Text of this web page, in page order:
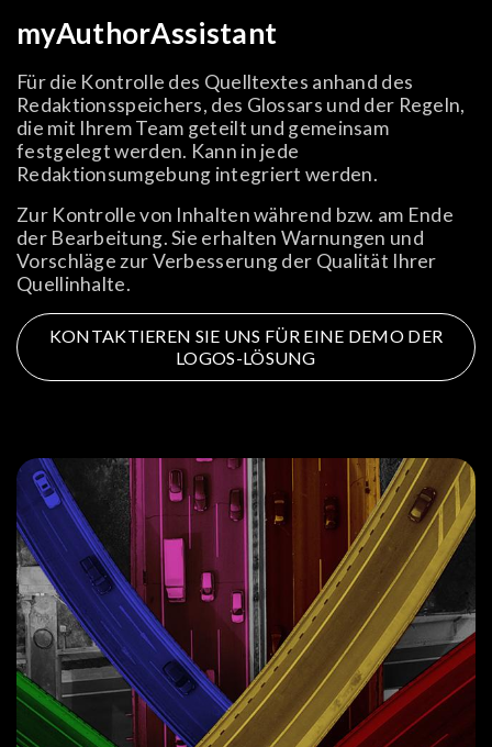
myAuthorAssistant
Für die Kontrolle des Quelltextes anhand des
Redaktionsspeichers, des Glossars und der Regeln,
die mit Ihrem Team geteilt und gemeinsam
festgelegt werden. Kann in jede
Redaktionsumgebung integriert werden.
Zur Kontrolle von Inhalten während bzw. am Ende
der Bearbeitung. Sie erhalten Warnungen und
Vorschläge zur Verbesserung der Qualität Ihrer
Quellinhalte.
KONTAKTIEREN SIE UNS FÜR EINE DEMO DER
LOGOS-LÖSUNG